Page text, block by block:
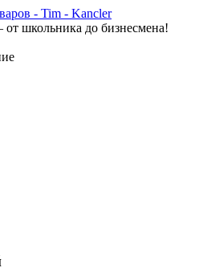
школьника до бизнесмена!